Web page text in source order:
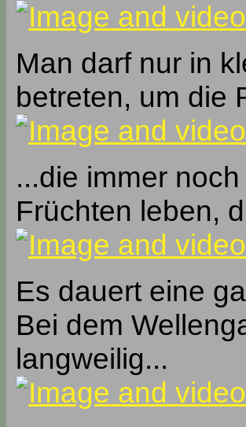
Man darf nur in
betreten, um die
...die immer
Früchten leben,
Es dauert eine
Bei dem
langweilig...